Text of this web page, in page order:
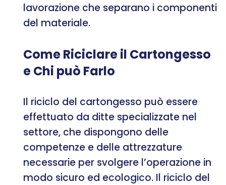
lavorazione che separano i componenti
del materiale.
Come Riciclare il Cartongesso
e Chi può Farlo
Il riciclo del cartongesso può essere
effettuato da ditte specializzate nel
settore, che dispongono delle
competenze e delle attrezzature
necessarie per svolgere l’operazione in
modo sicuro ed ecologico. Il riciclo del